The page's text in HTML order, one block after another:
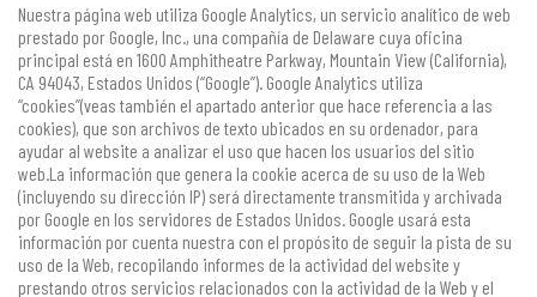
Nuestra página web utiliza Google Analytics, un servicio analítico de web
prestado por Google, Inc., una compañía de Delaware cuya oficina
principal está en 1600 Amphitheatre Parkway, Mountain View (California),
CA 94043, Estados Unidos (“Google”). Google Analytics utiliza
“cookies”(veas también el apartado anterior que hace referencia a las
cookies), que son archivos de texto ubicados en su ordenador, para
ayudar al website a analizar el uso que hacen los usuarios del sitio
web.La información que genera la cookie acerca de su uso de la Web
(incluyendo su dirección IP) será directamente transmitida y archivada
por Google en los servidores de Estados Unidos. Google usará esta
información por cuenta nuestra con el propósito de seguir la pista de su
uso de la Web, recopilando informes de la actividad del website y
prestando otros servicios relacionados con la actividad de la Web y el